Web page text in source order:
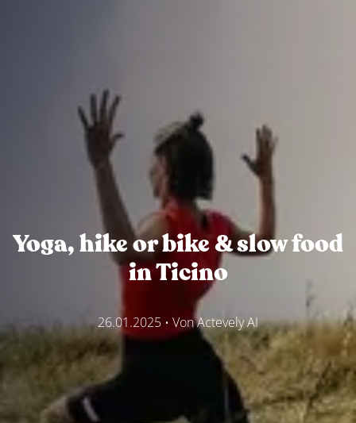
Yoga, hike or bike & slow food
in Ticino
26.01.2025 • VonActevely AI